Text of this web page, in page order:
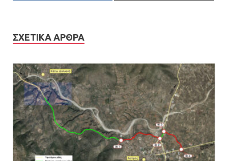
ΣΧΕΤΙΚΆ ΆΡΘΡΑ